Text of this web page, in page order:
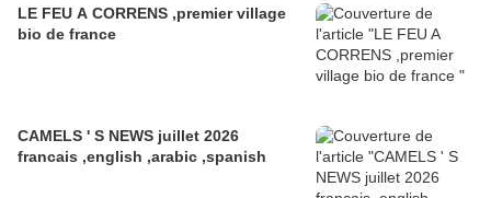
LE FEU A CORRENS ,premier village
bio de france
CAMELS ' S NEWS juillet 2026
francais ,english ,arabic ,spanish